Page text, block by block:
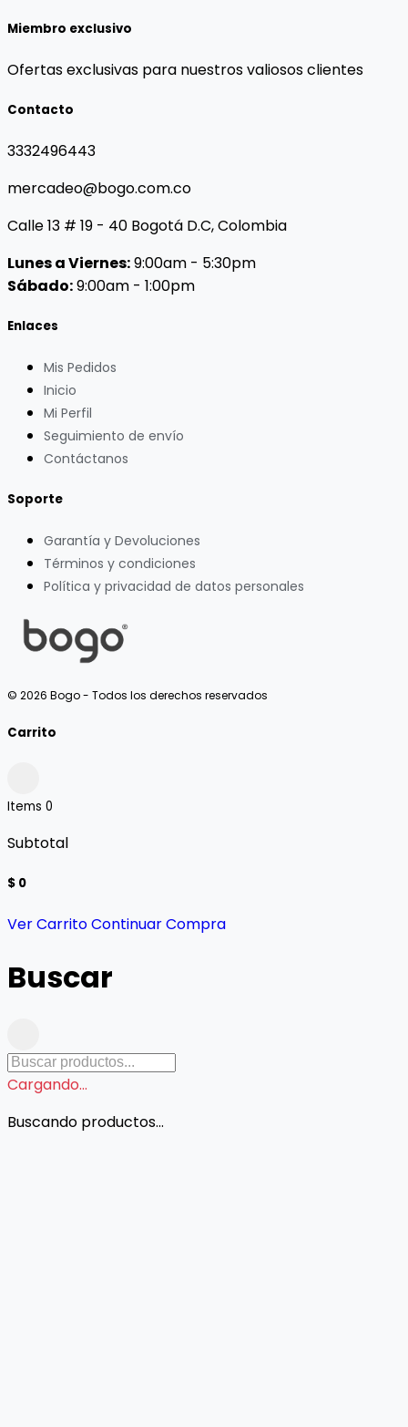
Miembro exclusivo
Ofertas exclusivas para nuestros valiosos clientes
Contacto
3332496443
mercadeo@bogo.com.co
Calle 13 # 19 - 40 Bogotá D.C, Colombia
Lunes a Viernes:9:00am - 5:30pm
Sábado:9:00am - 1:00pm
Enlaces
Mis Pedidos
Inicio
Mi Perfil
Seguimiento de envío
Contáctanos
Soporte
Garantía y Devoluciones
Términos y condiciones
Política y privacidad de datos personales
© 2026 Bogo - Todos los derechos reservados
Carrito
Items 0
Subtotal
$ 0
Ver CarritoContinuar Compra
Buscar
Cargando...
Buscando productos...